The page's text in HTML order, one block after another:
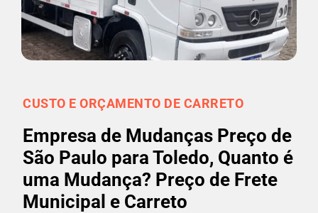
CUSTO E ORÇAMENTO DE CARRETO
Empresa de Mudanças Preço de
São Paulo para Toledo, Quanto é
uma Mudança? Preço de Frete
Municipal e Carreto